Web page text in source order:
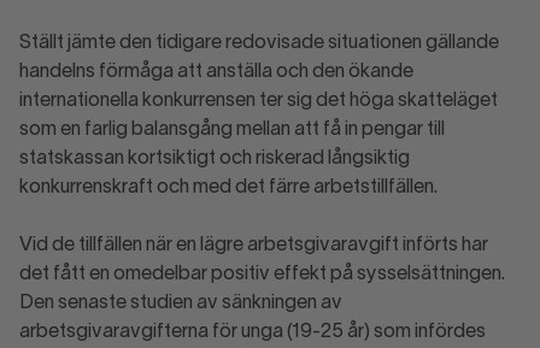
Ställt jämte den tidigare redovisade situationen gällande
handelns förmåga att anställa och den ökande
internationella konkurrensen ter sig det höga skatteläget
som en farlig balansgång mellan att få in pengar till
statskassan kortsiktigt och riskerad långsiktig
konkurrenskraft och med det färre arbetstillfällen.
Vid de tillfällen när en lägre arbetsgivaravgift införts har
det fått en omedelbar positiv effekt på sysselsättningen.
Den senaste studien av sänkningen av
arbetsgivaravgifterna för unga (19-25 år) som infördes